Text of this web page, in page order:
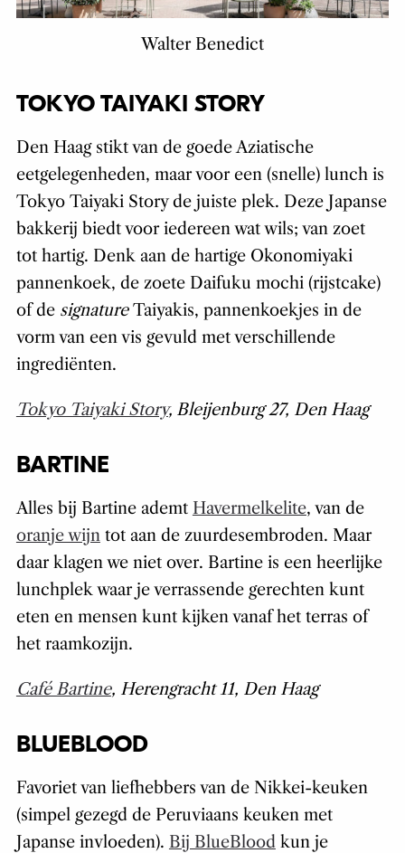
Walter Benedict
TOKYO TAIYAKI STORY
Den Haag stikt van de goede Aziatische
eetgelegenheden, maar voor een (snelle) lunch is
Tokyo Taiyaki Story de juiste plek. Deze Japanse
bakkerij biedt voor iedereen wat wils; van zoet
tot hartig. Denk aan de hartige Okonomiyaki
pannenkoek, de zoete Daifuku mochi (rijstcake)
of de signatureTaiyakis, pannenkoekjes in de
vorm van een vis gevuld met verschillende
ingrediënten.
Tokyo Taiyaki Story, Bleijenburg 27, Den Haag
BARTINE
Alles bij Bartine ademt Havermelkelite, van de
oranje wijntot aan de zuurdesembroden. Maar
daar klagen we niet over. Bartine is een heerlijke
lunchplek waar je verrassende gerechten kunt
eten en mensen kunt kijken vanaf het terras of
het raamkozijn.
Café Bartine, Herengracht 11, Den Haag
BLUEBLOOD
Favoriet van liefhebbers van de Nikkei-keuken
(simpel gezegd de Peruviaans keuken met
Japanse invloeden). Bij BlueBlood kun je